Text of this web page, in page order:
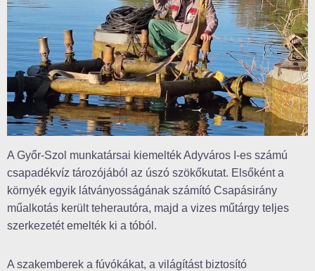
A Győr-Szol munkatársai kiemelték Adyváros I-es számú
csapadékvíz tározójából az úszó szökőkutat. Elsőként a
környék egyik látványosságának számító Csapásirány
műalkotás került teherautóra, majd a vizes műtárgy teljes
szerkezetét emelték ki a tóból.
A szakemberek a fúvókákat, a világítást biztosító